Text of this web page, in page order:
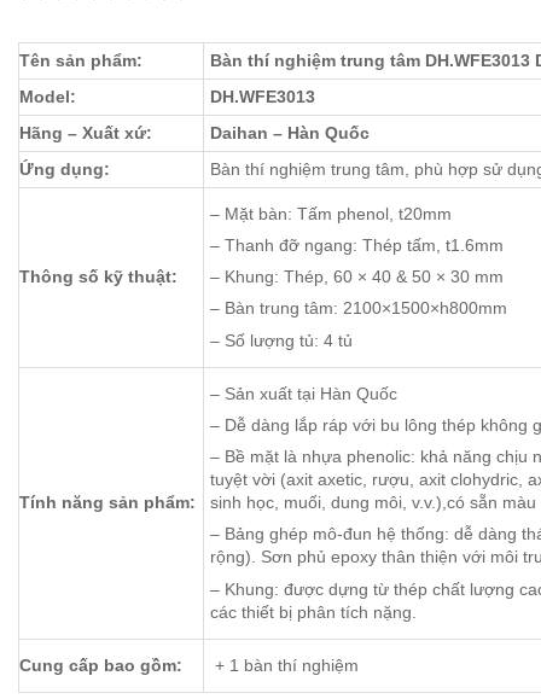
Tên sản phẩm:
Bàn thí nghiệm trung tâm DH.WFE3013
Model:
DH.WFE3013
Hãng – Xuất xứ:
Daihan – Hàn Quốc
Ứng dụng:
Bàn thí nghiệm trung tâm, phù hợp sử
Thông số kỹ thuật:
– Mặt bàn: Tấm phenol, t20mm
– Thanh đỡ ngang: Thép tấm, t1.6mm
– Khung: Thép, 60 × 40 & 50 × 30 mm
– Bàn trung tâm: 2100×1500×h800mm
– Số lượng tủ: 4 tủ
Tính năng sản phẩm:
– Sản xuất tại Hàn Quốc
– Dễ dàng lắp ráp với bu lông thép không
– Bề mặt là nhựa phenolic: khả năng chịu
tuyệt vời (axit axetic, rượu, axit clohydric,
sinh học, muối, dung môi, v.v.),có sẵn
– Bảng ghép mô-đun hệ thống: dễ dàng
rộng). Sơn phủ epoxy thân thiện với môi
– Khung: được dựng từ thép chất lượng
các thiết bị phân tích nặng.
Cung cấp bao gồm: + 1 bàn thí nghiệm